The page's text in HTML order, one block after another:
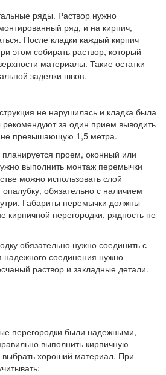
ряды. Раствор нужно
ряд, и на кирпич,
После кладки каждый кирпич
этом собирать раствор, который
материалы. Такие остатки
заделки швов.
не нарушилась и кладка была
за один прием выводить
не превышающую 1,5 метра.
проем, оконный или
выполнить монтаж перемычки
можно использовать слой
обязательно с наличием
Габариты перемычки должны
кирпичной перегородки, рядность не
обязательно нужно соединить с
надежного соединения нужно
раствор и закладные детали.
перегородки были надежными,
выполнить кирпичную
выбрать хороший материал. При